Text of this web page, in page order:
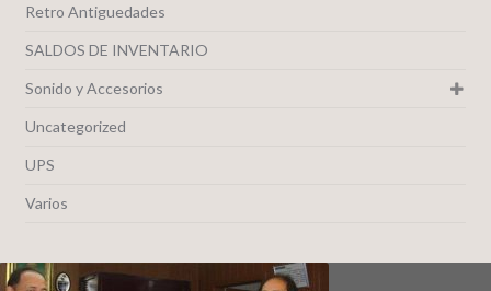
Retro Antiguedades
SALDOS DE INVENTARIO
Sonido y Accesorios
Uncategorized
UPS
Varios